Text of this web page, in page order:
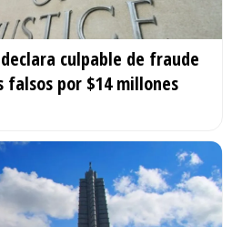
culpable de fraude
falsos por $14 millones